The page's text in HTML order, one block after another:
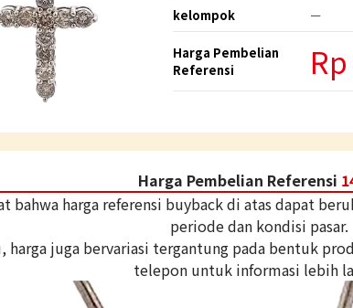
kelompok
ー
Harga Pembelian
Referensi
Rp
Harga Pembelian Referensi
bahwa harga referensi buyback di atas dapat
periode dan kondisi pasar.
harga juga bervariasi tergantung pada bentuk
telepon untuk informasi lebih